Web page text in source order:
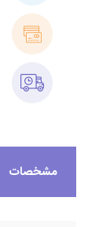
مشخصات